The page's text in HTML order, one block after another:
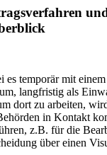
es temporär mit einem
langfristig als
dort zu arbeiten,
in Kontakt
z.B. für die
über einen